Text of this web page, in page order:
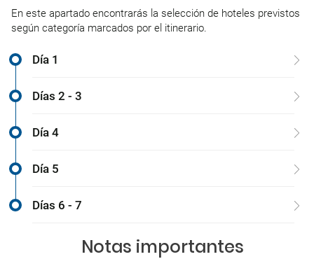
En este apartado encontrarás la selección de hoteles previstos
según categoría marcados por el itinerario.
Día 1
Días 2 - 3
Día 4
Día 5
Días 6 - 7
Notas importantes